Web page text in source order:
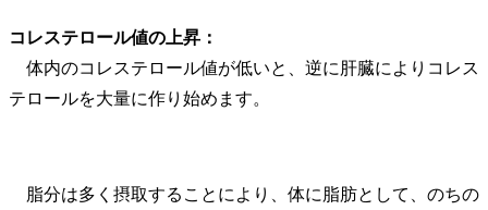
コレステロール値の上昇：
体内のコレステロール値が低いと、逆に肝臓によりコレス
テロールを大量に作り始めます。
脂分は多く摂取することにより、体に脂肪として、のちの